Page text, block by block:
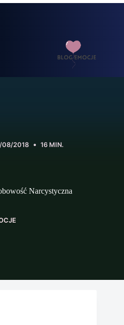
08/2018 16 MIN.
Narcystyczna